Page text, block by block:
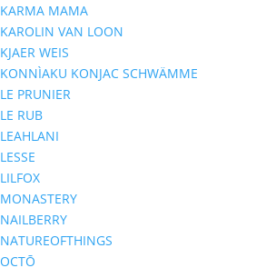
KARMA MAMA
KAROLIN VAN LOON
KJAER WEIS
KONNÌAKU KONJAC SCHWÄMME
LE PRUNIER
LE RUB
LEAHLANI
LESSE
LILFOX
MONASTERY
NAILBERRY
NATUREOFTHINGS
OCTŌ